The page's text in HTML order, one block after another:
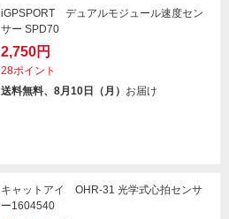
iGPSPORT デュアルモジュール速度セン
サー SPD70
2,750円
28ポイント
送料無料、8月10日（月） お届け
キャットアイ OHR-31 光学式心拍センサ
ー1604540